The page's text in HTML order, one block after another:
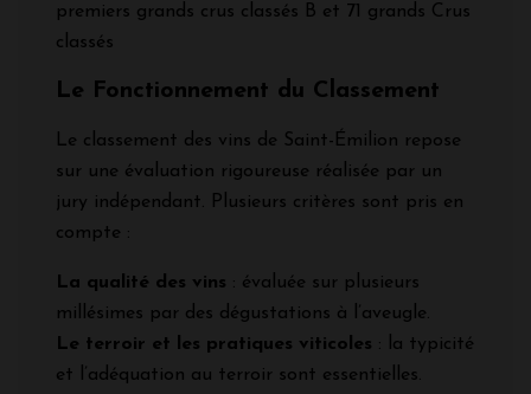
premiers grands crus classés B et 71 grands Crus
classés
Le Fonctionnement du Classement
Le classement des vins de Saint-Émilion repose
sur une évaluation rigoureuse réalisée par un
jury indépendant. Plusieurs critères sont pris en
compte :
La qualité des vins : évaluée sur plusieurs
millésimes par des dégustations à l’aveugle.
Le terroir et les pratiques viticoles : la typicité
et l’adéquation au terroir sont essentielles.